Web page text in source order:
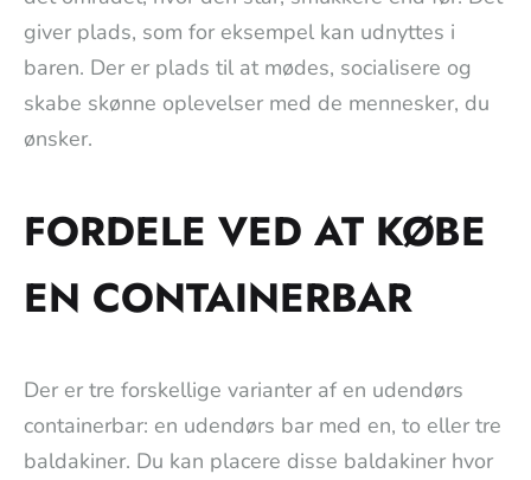
giver plads, som for eksempel kan udnyttes i
baren. Der er plads til at mødes, socialisere og
skabe skønne oplevelser med de mennesker, du
ønsker.
FORDELE VED AT KØBE
EN CONTAINERBAR
Der er tre forskellige varianter af en udendørs
containerbar: en udendørs bar med en, to eller tre
baldakiner. Du kan placere disse baldakiner hvor